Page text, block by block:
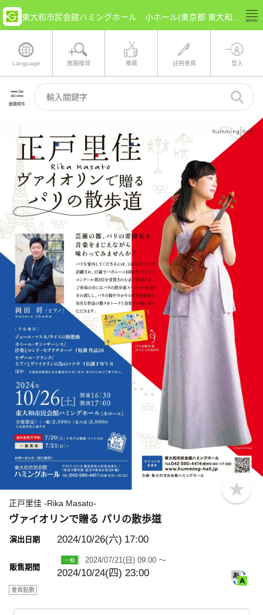
Language 進階搜尋 推薦 註冊會員 登入
篩選條件
b
o
正戸里佳 -Rika Masato-
ヴァイオリンで贈る パリの散歩道
演出日期 2024/10/26(六) 17:00
販售期間
2024/07/21(日) 09:00 ～
2024/10/24(四) 23:00
會員點數